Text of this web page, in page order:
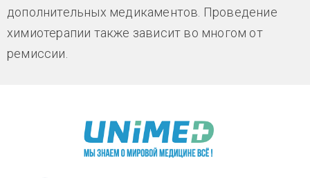
дополнительных медикаментов. Проведение
химиотерапии также зависит во многом от
ремиссии.